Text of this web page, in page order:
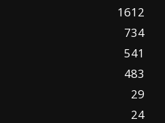
1612
734
541
483
29
24